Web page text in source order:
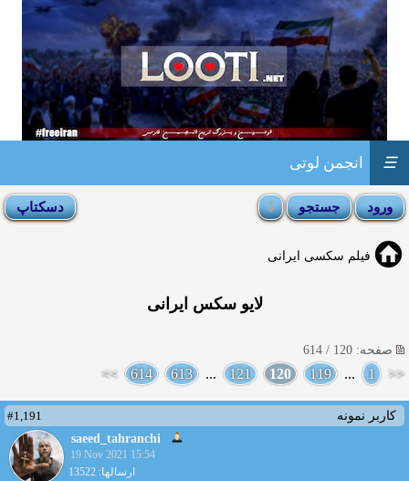
انجمن لوتی ☰
فیلم سکسی ایرانی
لایو سکس ایرانی
صفحه: 120 / 614
<<
1
...
119
120
121
...
613
614
>>
کاربر نمونه
#1,191
saeed_tahranchi
19 Nov 2021 15:54
ارسالها: 13522